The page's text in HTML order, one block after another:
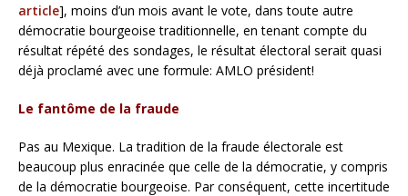
article], moins d’un mois avant le vote, dans toute autre
démocratie bourgeoise traditionnelle, en tenant compte du
résultat répété des sondages, le résultat électoral serait quasi
déjà proclamé avec une formule: AMLO président!
Le fantôme de la fraude
Pas au Mexique. La tradition de la fraude électorale est
beaucoup plus enracinée que celle de la démocratie, y compris
de la démocratie bourgeoise. Par conséquent, cette incertitude